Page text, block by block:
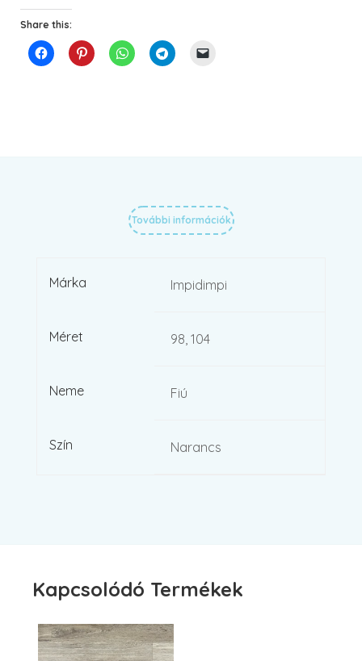
Share this:
További információk
Márka Impidimpi
Méret 98, 104
Neme Fiú
Szín Narancs
Kapcsolódó Termékek